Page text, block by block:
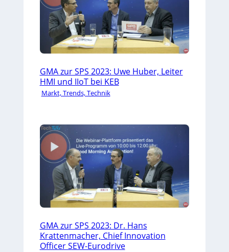
GMA zur SPS 2023: Uwe Huber, Leiter
HMI und IIoT bei KEB
Markt, Trends, Technik
GMA zur SPS 2023: Dr. Hans
Krattenmacher, Chief Innovation
Officer SEW-Eurodrive